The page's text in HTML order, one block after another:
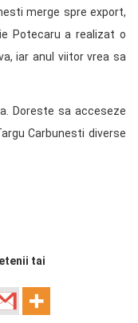
merge spre export,
Potecaru a realizat o
iar anul viitor vrea sa
Doreste sa acceseze
Carbunesti diverse
tai